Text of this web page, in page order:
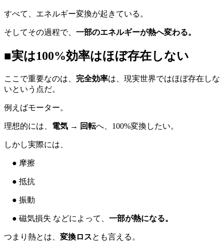
すべて、エネルギー変換が起きている。
そしてその過程で、 一部のエネルギーが熱へ変わる。
■実は100%効率はほぼ存在しない
ここで重要なのは、 完全効率は、現実世界ではほぼ存在しな
いという点だ。
例えばモーター。
理想的には、 電気 → 回転へ、100%変換したい。
しかし実際には、
● 摩擦
● 抵抗
● 振動
● 磁気損失 などによって、 一部が熱になる。
つまり熱とは、 変換ロスとも言える。